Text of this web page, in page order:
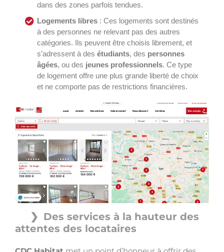
dans des zones parfois tendues.
Logements libres : Ces logements sont destinés
à des personnes ne relevant pas des autres
catégories. Ils peuvent être choisis librement, et
s’adressent à des étudiants, des personnes
âgées, ou des jeunes professionnels. Ce type
de logement offre une plus grande liberté de choix
et ne comporte pas de restrictions financières.
Des services à la hauteur des
attentes des locataires